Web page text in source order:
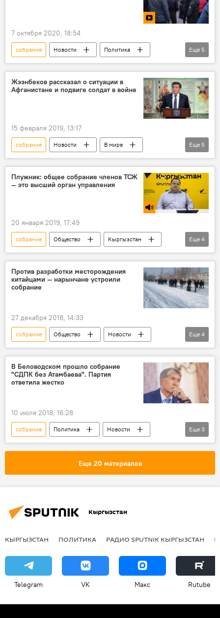
7 октября 2020, 18:54
собрание Новости
Политика
Кыргызстан
видео
Мультимедиа
партия
Еще 5
Жээнбеков рассказал о ситуации в
Афганистане и подвиге солдат в войне
15 февраля 2019, 13:17
собрание Новости
В мире
Афганистан: 30 лет в ожидании мира
Кыргызстан
Общество
Сооронбай Жээнбеков
Воин
Еще 5
Плужник: общее собрание членов ТСЖ
— это высший орган управления
20 января 2019, 17:49
собрание Общество
Кыргызстан
Радио Sputnik Кыргызстан
управление
правление
Юридическая консультация с Владимиром Плужником
Еще 4
Против разработки месторождения
китайцами — нарынчане устроили
собрание
27 декабря 2018, 14:33
собрание Общество
Новости
Кыргызстан
Нарын
ОАО "Кыргызалтын"
Еще 4
В Беловодском прошло собрание
"СДПК без Атамбаева". Партия
ответила жестко
10 июля 2018, 16:28
собрание Политика
Новости
Кыргызстан
Алмазбек Атамбаев
Еще 3
Еще 20 материалов
Кыргызстан
КЫРГЫЗСТАН ПОЛИТИКА РАДИО SPUTNIK КЫРГЫЗСТАН
Telegram VK Макс Rutube